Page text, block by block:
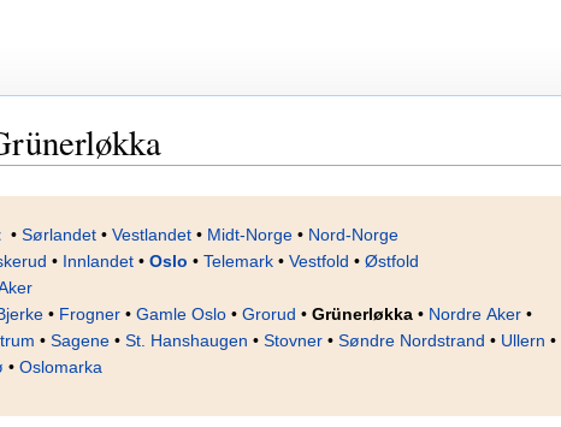
• Sørlandet • Vestlandet • Midt-Norge • Nord-Norge
• Innlandet • Oslo • Telemark • Vestfold • Østfold
• Frogner • Gamle Oslo • Grorud • Grünerløkka • Nordre Aker •
• Sagene • St. Hanshaugen • Stovner • Søndre Nordstrand • Ullern •
• Oslomarka